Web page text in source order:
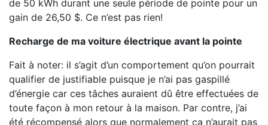
de 50 kWh durant une seule période de pointe pour un
gain de 26,50 $. Ce n’est pas rien!
Recharge de ma voiture électrique avant la pointe
Fait à noter: il s’agit d’un comportement qu’on pourrait
qualifier de justifiable puisque je n’ai pas gaspillé
d’énergie car ces tâches auraient dû être effectuées de
toute façon à mon retour à la maison. Par contre, j’ai
été récompensé alors que normalement ça n’aurait pas